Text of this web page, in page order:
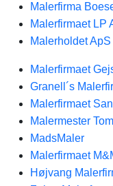
Malerfirma
Malerfirmaet LP
Malerholdet ApS
Malerfirmaet
Granell´s
Malerfirmaet
Malermester
MadsMaler
Malerfirmaet
Højvang